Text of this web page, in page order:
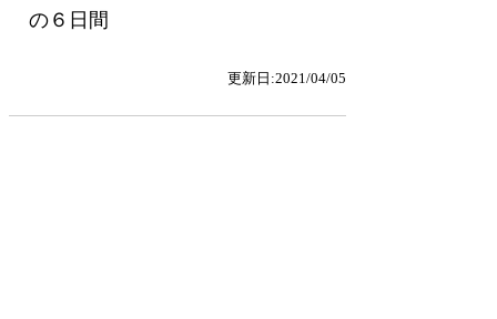
の６日間
更新日:2021/04/05